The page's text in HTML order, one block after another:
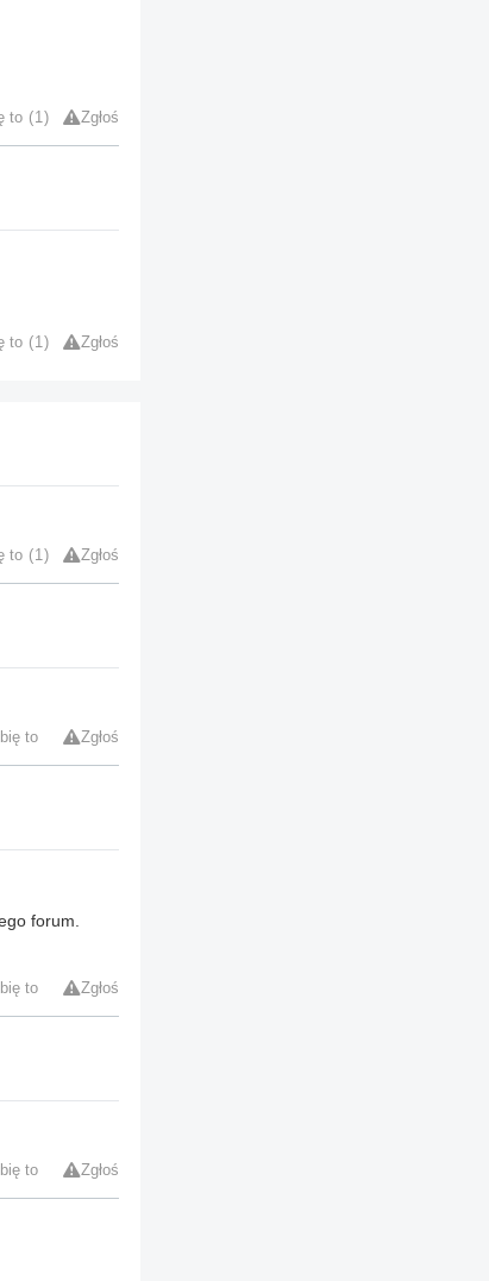
to 1 Zgłoś
to 1 Zgłoś
to 1 Zgłoś
to Zgłoś
forum.
to Zgłoś
to Zgłoś